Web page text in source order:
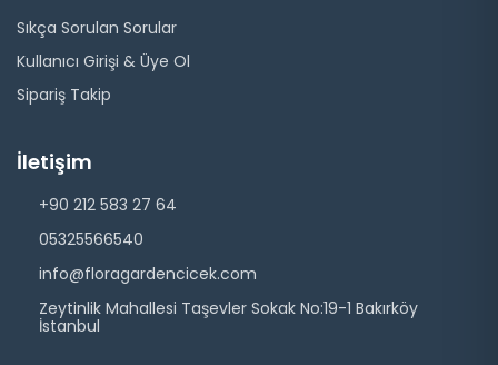
Sıkça Sorulan Sorular
Kullanıcı Girişi & Üye Ol
Sipariş Takip
İletişim
+90 212 583 27 64
05325566540
info@floragardencicek.com
Zeytinlik Mahallesi Taşevler Sokak No:19-1 Bakırköy
İstanbul